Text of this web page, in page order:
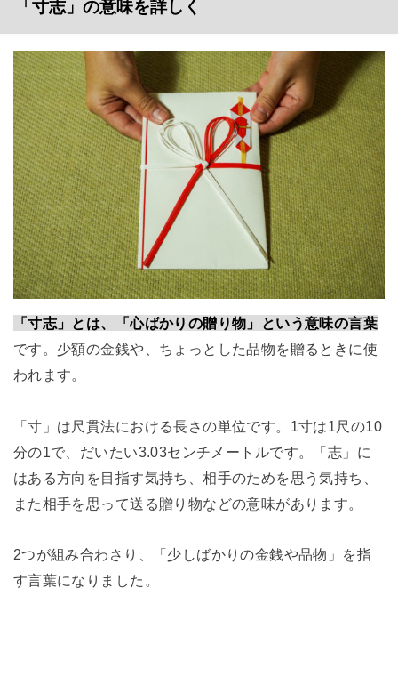
「寸志」の意味を詳しく
「寸志」とは、「心ばかりの贈り物」という意味の言葉
です。少額の金銭や、ちょっとした品物を贈るときに使
われます。
「寸」は尺貫法における長さの単位です。 1寸は1尺の10
分の1で、だいたい3.03センチメートルです。「志」に
はある方向を目指す気持ち、相手のためを思う気持ち、
また相手を思って送る贈り物などの意味があります。
2つが組み合わさり、「少しばかりの金銭や品物」を指
す言葉になりました。